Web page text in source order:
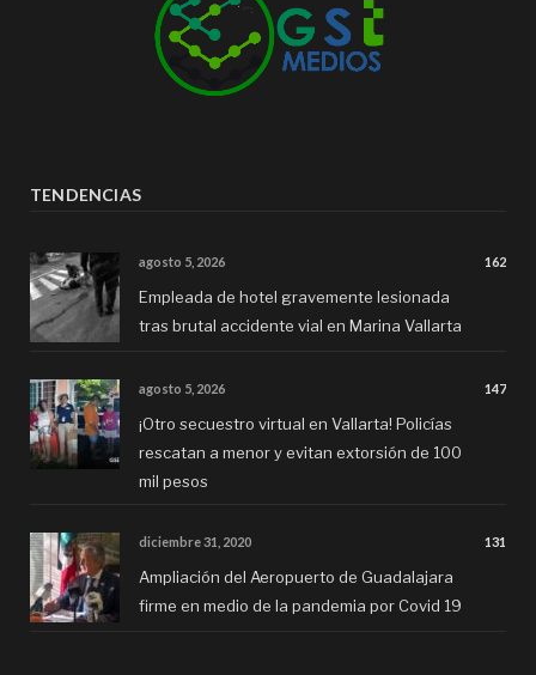
TENDENCIAS
agosto 5, 2026 162
Empleada de hotel gravemente lesionada
tras brutal accidente vial en Marina Vallarta
agosto 5, 2026 147
¡Otro secuestro virtual en Vallarta! Policías
rescatan a menor y evitan extorsión de 100
mil pesos
diciembre 31, 2020 131
Ampliación del Aeropuerto de Guadalajara
firme en medio de la pandemia por Covid 19